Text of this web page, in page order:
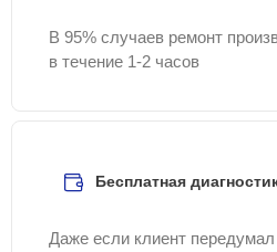
В 95% случаев ремонт
в течение 1-2 часов
Бесплатная
Даже если клиент